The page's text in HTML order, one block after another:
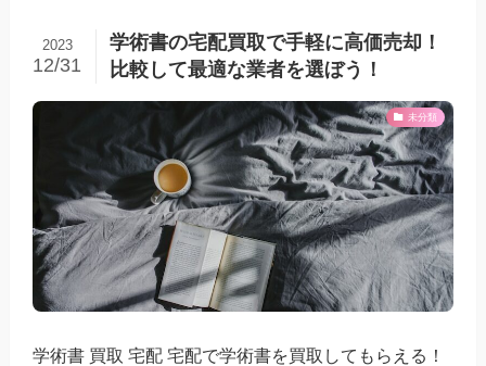
学術書の宅配買取で手軽に高価売却！
比較して最適な業者を選ぼう！
2023
12/31
未分類
学術書 買取 宅配 宅配で学術書を買取してもらえる！